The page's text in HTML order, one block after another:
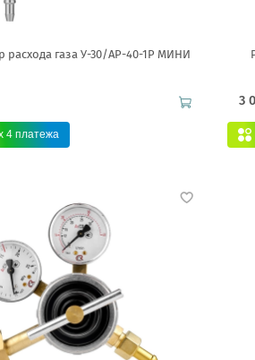
расхода газа У-30/АР-40-1Р МИНИ
4 платежа
3